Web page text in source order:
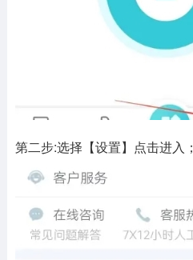
第二步:选择【设置】点击进入；